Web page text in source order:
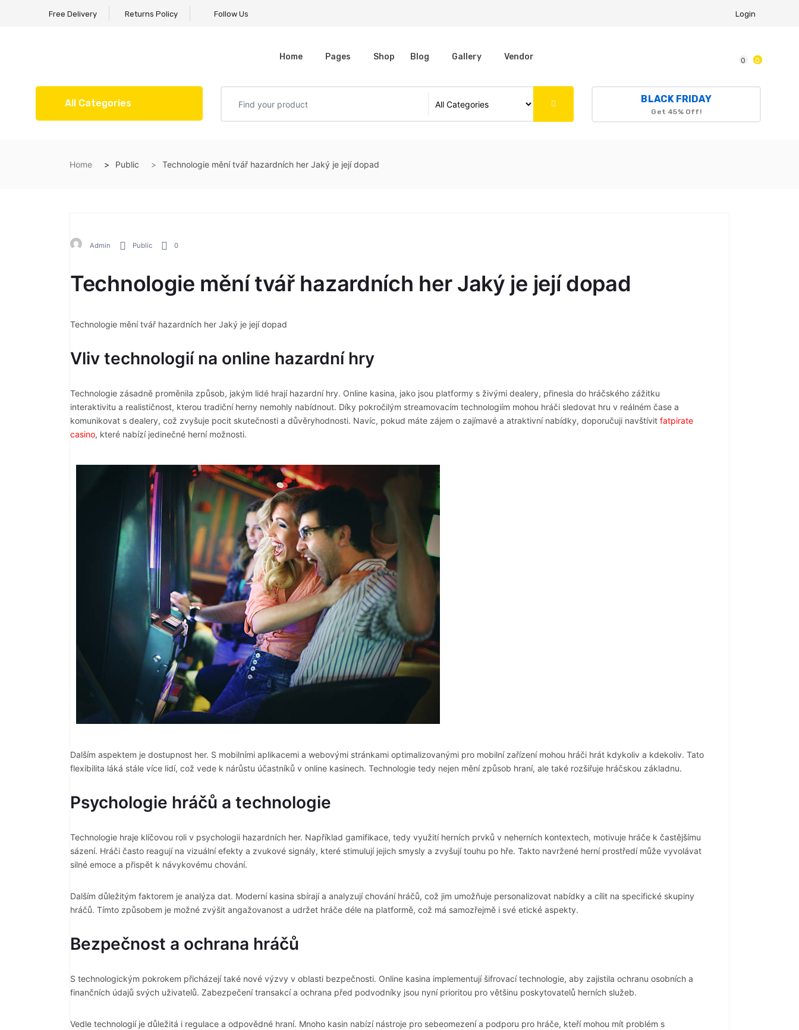
Free Delivery Returns Policy Follow Us Login
Home Pages Shop Blog Gallery Vendor 0 0
All Categories BLACK FRIDAY
Get 45% Off!
Home Public Technologie mění tvář hazardních her Jaký je její dopad
Admin Public 0
Technologie mění tvář hazardních her Jaký je její dopad
Technologie mění tvář hazardních her Jaký je její dopad
Vliv technologií na online hazardní hry
Technologie zásadně proměnila způsob, jakým lidé hrají hazardní hry. Online kasina, jako jsou platformy s živými dealery, přinesla do hráčského zážitku
interaktivitu a realističnost, kterou tradiční herny nemohly nabídnout. Díky pokročilým streamovacím technologiím mohou hráči sledovat hru v reálném čase a
komunikovat s dealery, což zvyšuje pocit skutečnosti a důvěryhodnosti. Navíc, pokud máte zájem o zajímavé a atraktivní nabídky, doporučuji navštívit fatpirate
casino, které nabízí jedinečné herní možnosti.
Dalším aspektem je dostupnost her. S mobilními aplikacemi a webovými stránkami optimalizovanými pro mobilní zařízení mohou hráči hrát kdykoliv a kdekoliv. Tato
flexibilita láká stále více lidí, což vede k nárůstu účastníků v online kasinech. Technologie tedy nejen mění způsob hraní, ale také rozšiřuje hráčskou základnu.
Psychologie hráčů a technologie
Technologie hraje klíčovou roli v psychologii hazardních her. Například gamifikace, tedy využití herních prvků v neherních kontextech, motivuje hráče k častějšímu
sázení. Hráči často reagují na vizuální efekty a zvukové signály, které stimulují jejich smysly a zvyšují touhu po hře. Takto navržené herní prostředí může vyvolávat
silné emoce a přispět k návykovému chování.
Dalším důležitým faktorem je analýza dat. Moderní kasina sbírají a analyzují chování hráčů, což jim umožňuje personalizovat nabídky a cílit na specifické skupiny
hráčů. Tímto způsobem je možné zvýšit angažovanost a udržet hráče déle na platformě, což má samozřejmě i své etické aspekty.
Bezpečnost a ochrana hráčů
S technologickým pokrokem přicházejí také nové výzvy v oblasti bezpečnosti. Online kasina implementují šifrovací technologie, aby zajistila ochranu osobních a
finančních údajů svých uživatelů. Zabezpečení transakcí a ochrana před podvodníky jsou nyní prioritou pro většinu poskytovatelů herních služeb.
Vedle technologií je důležitá i regulace a odpovědné hraní. Mnoho kasin nabízí nástroje pro sebeomezení a podporu pro hráče, kteří mohou mít problém s